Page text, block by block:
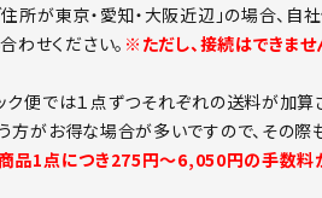
所が東京・愛知・大阪近辺」の場合、自
わせください。 ※ただし、接続はできま
ク便では１点ずつそれぞれの送料が加算
がお得な場合が多いですので、その際
1点につき275円～6,050円の手数料が